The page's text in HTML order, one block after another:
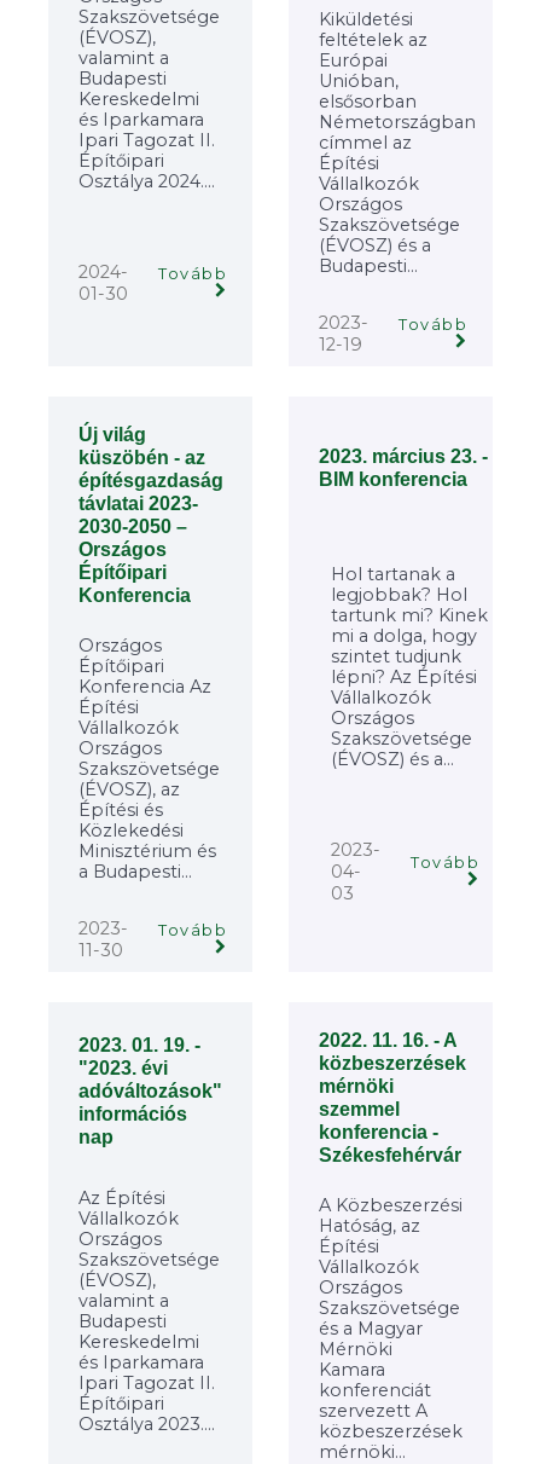
Szakszövetsége
(ÉVOSZ),
valamint a
Budapesti
Kereskedelmi
és Iparkamara
Ipari Tagozat II.
Építőipari
Osztálya 2024....
2024-
01-30
Tovább
Kiküldetési
feltételek az
Európai
Unióban,
elsősorban
Németországban
címmel az
Építési
Vállalkozók
Országos
Szakszövetsége
(ÉVOSZ) és a
Budapesti...
2023-
12-19
Tovább
Új világ
küszöbén - az
építésgazdaság
távlatai 2023-
2030-2050 –
Országos
Építőipari
Konferencia
Országos
Építőipari
Konferencia Az
Építési
Vállalkozók
Országos
Szakszövetsége
(ÉVOSZ), az
Építési és
Közlekedési
Minisztérium és
a Budapesti...
2023-
11-30
Tovább
2023. március 23. -
BIM konferencia
Hol tartanak a
legjobbak? Hol
tartunk mi? Kinek
mi a dolga, hogy
szintet tudjunk
lépni? Az Építési
Vállalkozók
Országos
Szakszövetsége
(ÉVOSZ) és a...
2023-
04-
03
Tovább
2023. 01. 19. -
"2023. évi
adóváltozások"
információs
nap
Az Építési
Vállalkozók
Országos
Szakszövetsége
(ÉVOSZ),
valamint a
Budapesti
Kereskedelmi
és Iparkamara
Ipari Tagozat II.
Építőipari
Osztálya 2023....
2022. 11. 16. - A
közbeszerzések
mérnöki
szemmel
konferencia -
Székesfehérvár
A Közbeszerzési
Hatóság, az
Építési
Vállalkozók
Országos
Szakszövetsége
és a Magyar
Mérnöki
Kamara
konferenciát
szervezett A
közbeszerzések
mérnöki...